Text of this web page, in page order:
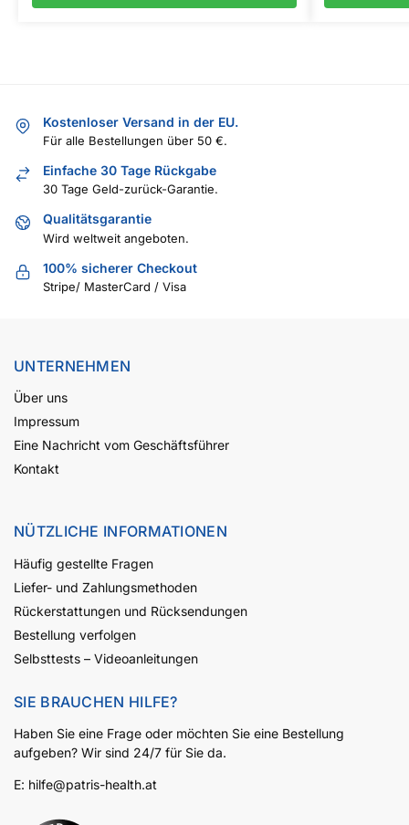
Kostenloser Versand in der EU.
Für alle Bestellungen über 50 €.
Einfache 30 Tage Rückgabe
30 Tage Geld-zurück-Garantie.
Qualitätsgarantie
Wird weltweit angeboten.
100% sicherer Checkout
Stripe/ MasterCard / Visa
UNTERNEHMEN
Über uns
Impressum
Eine Nachricht vom Geschäftsführer
Kontakt
NÜTZLICHE INFORMATIONEN
Häufig gestellte Fragen
Liefer- und Zahlungsmethoden
Rückerstattungen und Rücksendungen
Bestellung verfolgen
Selbsttests – Videoanleitungen
SIE BRAUCHEN HILFE?
Haben Sie eine Frage oder möchten Sie eine Bestellung
aufgeben? Wir sind 24/7 für Sie da.
E: hilfe@patris-health.at